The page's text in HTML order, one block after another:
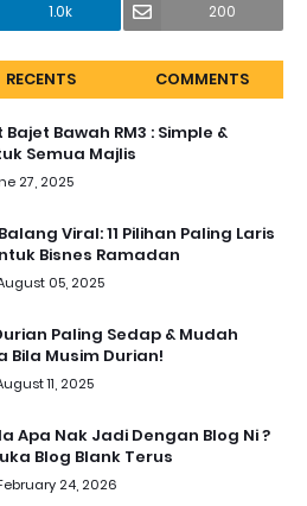
1.0k 200
RECENTS COMMENTS
Bawah RM3 : Simple &
Semua Majlis
27, 2025
Viral: 11 Pilihan Paling Laris
Bisnes Ramadan
05, 2025
Paling Sedap & Mudah
Bila Musim Durian!
11, 2025
Apa Nak Jadi Dengan Blog Ni ?
Blog Blank Terus
24, 2026